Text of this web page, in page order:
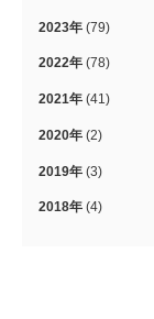
2023年 (79)
2022年 (78)
2021年 (41)
2020年 (2)
2019年 (3)
2018年 (4)